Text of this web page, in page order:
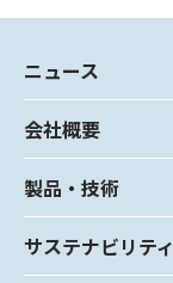
ニュース
会社概要
製品・技術
サステナビリティ